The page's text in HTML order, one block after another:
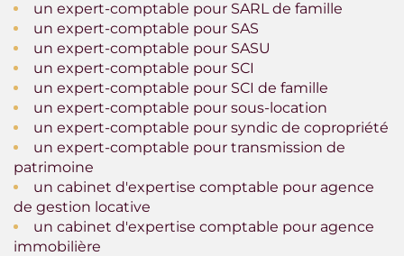
un expert-comptable pour SARL de famille
un expert-comptable pour SAS
un expert-comptable pour SASU
un expert-comptable pour SCI
un expert-comptable pour SCI de famille
un expert-comptable pour sous-location
un expert-comptable pour syndic de copropriété
un expert-comptable pour transmission de
patrimoine
un cabinet d'expertise comptable pour agence
de gestion locative
un cabinet d'expertise comptable pour agence
immobilière